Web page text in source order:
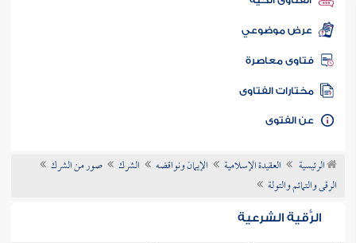
الفتاوى الحية
عرض موضوعي
فتاوى معاصرة
مختارات الفتاوى
الفتوى
الرئيسية العقيدة الإسلامية الإيمان ونواقضه الشرك
صور من الشرك
الرقى والتمائم والتولة
الرُّقية الشرعية